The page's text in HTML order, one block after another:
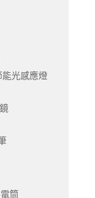
能光感應燈
筒